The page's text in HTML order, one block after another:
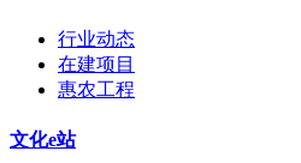
行业动态
在建项目
惠农工程
文化e站